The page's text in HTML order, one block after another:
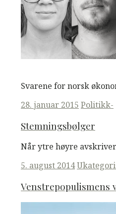
Svarene for norsk
Posted
28. januar 2015 Politikk-
Stemningsbølger
Når ytre høyre
Posted
5. august 2014
Venstrepopulismens